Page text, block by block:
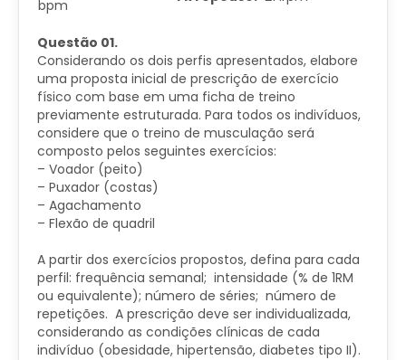
bpm
Questão 01.
Considerando os dois perfis apresentados, elabore
uma proposta inicial de prescrição de exercício
físico com base em uma ficha de treino
previamente estruturada. Para todos os indivíduos,
considere que o treino de musculação será
composto pelos seguintes exercícios:
– Voador (peito)
– Puxador (costas)
– Agachamento
– Flexão de quadril
A partir dos exercícios propostos, defina para cada
perfil: frequência semanal; intensidade (% de 1RM
ou equivalente); número de séries; número de
repetições. A prescrição deve ser individualizada,
considerando as condições clínicas de cada
indivíduo (obesidade, hipertensão, diabetes tipo II).